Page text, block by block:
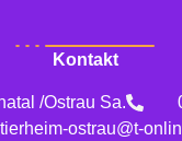
Kontakt
/Ostrau Sa.
tierheim-ostrau@t-